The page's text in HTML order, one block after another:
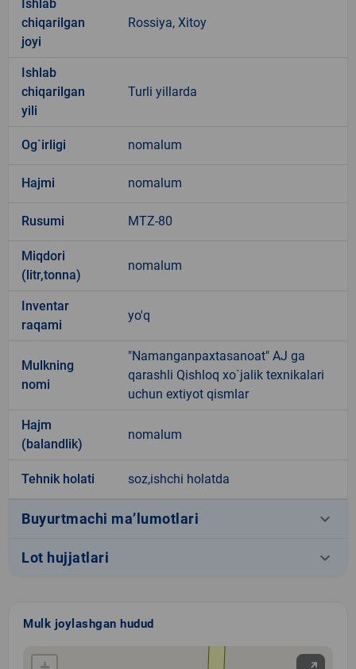
Ishlab
chiqarilgan
joyi
Rossiya, Xitoy
Ishlab
chiqarilgan
yili
Turli yillarda
Og`irligi nomalum
Hajmi nomalum
Rusumi MTZ-80
Miqdori
(litr,tonna)
nomalum
Inventar
raqami
yo'q
Mulkning
nomi
"Namanganpaxtasanoat" AJ ga
qarashli Qishloq xo`jalik texnikalari
uchun extiyot qismlar
Hajm
(balandlik)
nomalum
Tehnik holati soz,ishchi holatda
Buyurtmachi ma’lumotlari keyboard_arrow_down
Lot hujjatlari keyboard_arrow_down
Mulk joylashgan hudud